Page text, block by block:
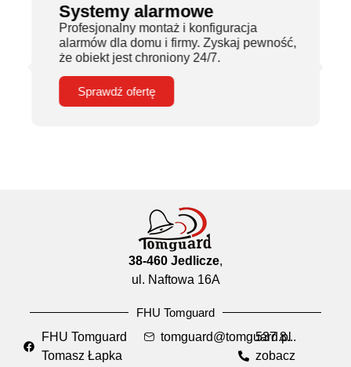
Systemy alarmowe
Profesjonalny montaż i konfiguracja
alarmów dla domu i firmy. Zyskaj pewność,
że obiekt jest chroniony 24/7.
Sprawdź ofertę
38-460 Jedlicze,
ul. Naftowa 16A
FHU Tomguard
537 8...
zobacz
tomguard@tomguard.pl
FHU Tomguard
Tomasz Łapka